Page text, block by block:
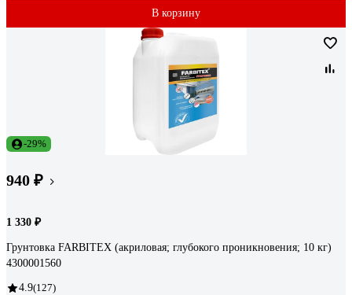
В корзину
-29%
940 ₽
1 330 ₽
Грунтовка FARBITEX (акриловая; глубокого проникновения; 10 кг)
4300001560
4.9(127)